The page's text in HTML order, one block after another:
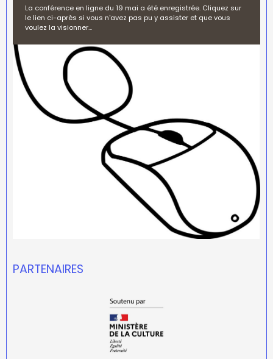
La conférence en ligne du 19 mai a été enregistrée. Cliquez sur
le lien ci-après si vous n'avez pas pu y assister et que vous
voulez la visionner…
PARTENAIRES